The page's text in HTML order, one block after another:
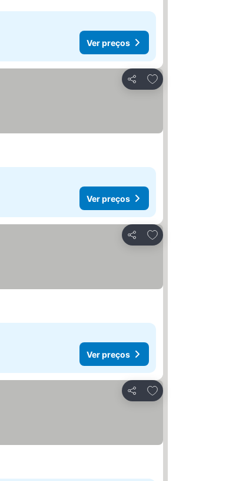
Ver preços
Partilhar
Adicionar aos
Ver preços
Partilhar
Adicionar aos
Ver preços
Partilhar
Adicionar aos